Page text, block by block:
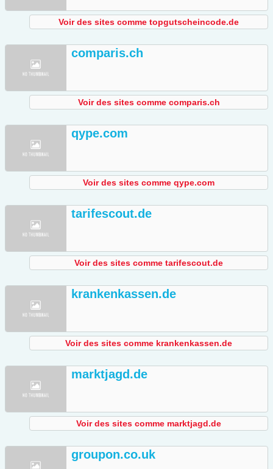
Voir des sites comme topgutscheincode.de
comparis.ch
Voir des sites comme comparis.ch
qype.com
Voir des sites comme qype.com
tarifescout.de
Voir des sites comme tarifescout.de
krankenkassen.de
Voir des sites comme krankenkassen.de
marktjagd.de
Voir des sites comme marktjagd.de
groupon.co.uk